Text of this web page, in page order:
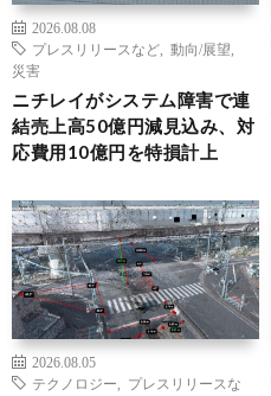
2026.08.08
プレスリリースなど
動向/展望
災害
ニチレイがシステム障害で連
結売上高50億円減見込み、対
応費用10億円を特損計上
2026.08.05
テクノロジー
プレスリリースな